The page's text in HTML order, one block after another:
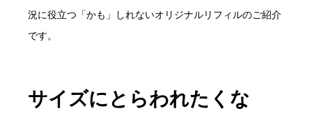
況に役立つ「かも」しれないオリジナルリフィルのご紹介
です。
サイズにとらわれたくな